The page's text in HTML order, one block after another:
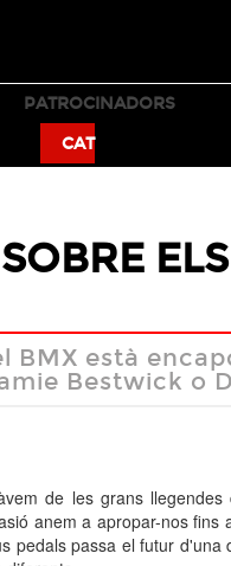
PATROCINADORS
CAT
BMX està
Bestwick o
de les grans
anem a apropar-nos
pedals passa el futur d'una